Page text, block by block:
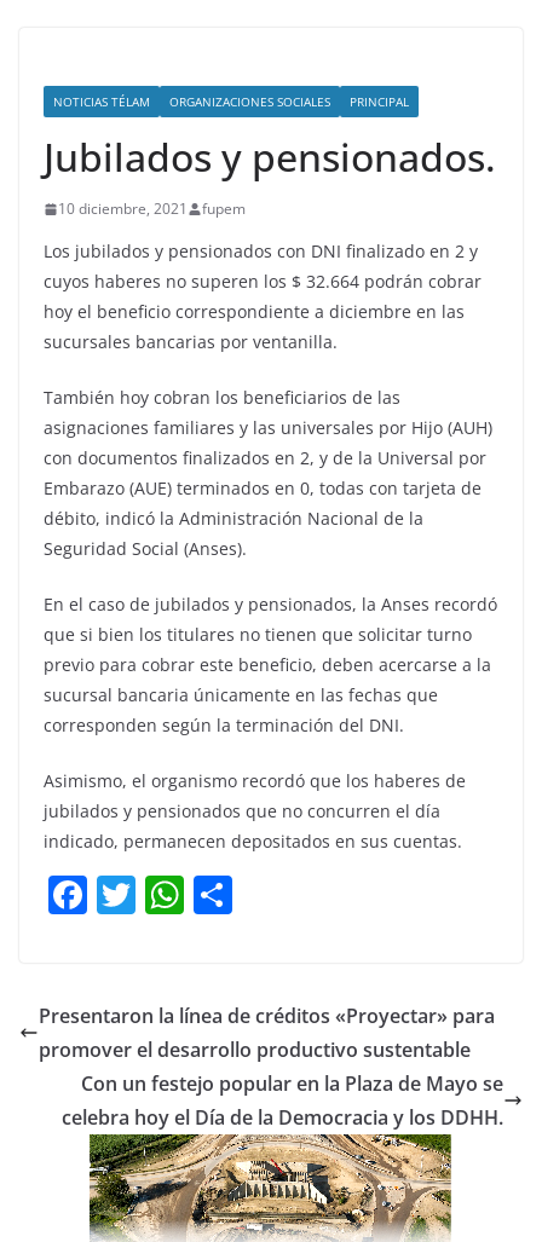
NOTICIAS TÉLAM ORGANIZACIONES SOCIALES PRINCIPAL
Jubilados y pensionados.
10 diciembre, 2021 fupem
Los jubilados y pensionados con DNI finalizado en 2 y
cuyos haberes no superen los $ 32.664 podrán cobrar
hoy el beneficio correspondiente a diciembre en las
sucursales bancarias por ventanilla.
También hoy cobran los beneficiarios de las
asignaciones familiares y las universales por Hijo (AUH)
con documentos finalizados en 2, y de la Universal por
Embarazo (AUE) terminados en 0, todas con tarjeta de
débito, indicó la Administración Nacional de la
Seguridad Social (Anses).
En el caso de jubilados y pensionados, la Anses recordó
que si bien los titulares no tienen que solicitar turno
previo para cobrar este beneficio, deben acercarse a la
sucursal bancaria únicamente en las fechas que
corresponden según la terminación del DNI.
Asimismo, el organismo recordó que los haberes de
jubilados y pensionados que no concurren el día
indicado, permanecen depositados en sus cuentas.
F
e
b
o
o
k
T
er
W
s
A
p
p
p
ar
tir
Presentaron la línea de créditos «Proyectar» para
promover el desarrollo productivo sustentable
Con un festejo popular en la Plaza de Mayo se
celebra hoy el Día de la Democracia y los DDHH.